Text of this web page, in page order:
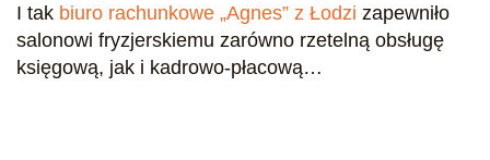
I tak biuro rachunkowe „Agnes” z Łodzi zapewniło
salonowi fryzjerskiemu zarówno rzetelną obsługę
księgową, jak i kadrowo-płacową…